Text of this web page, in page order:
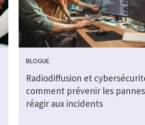
BLOGUE
Radiodiffusion et
comment prévenir les
réagir aux incidents